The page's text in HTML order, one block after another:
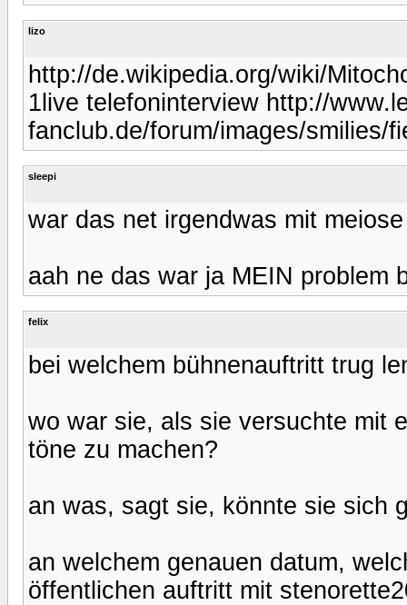
lizo
http://de.wikipedia.org/wiki/
1live telefoninterview http://
fanclub.de/forum/images/smilies/
sleepi
war das net irgendwas mit
aah ne das war ja MEIN problem
felix
bei welchem bühnenauftritt trug
wo war sie, als sie versuchte mit
töne zu machen?
an was, sagt sie, könnte sie sich
an welchem genauen datum,
öffentlichen auftritt mit